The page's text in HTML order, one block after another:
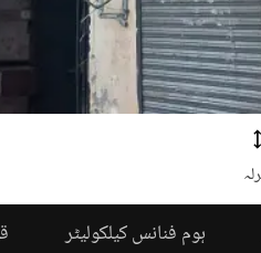
ہوم فنانس کیلکولیٹر